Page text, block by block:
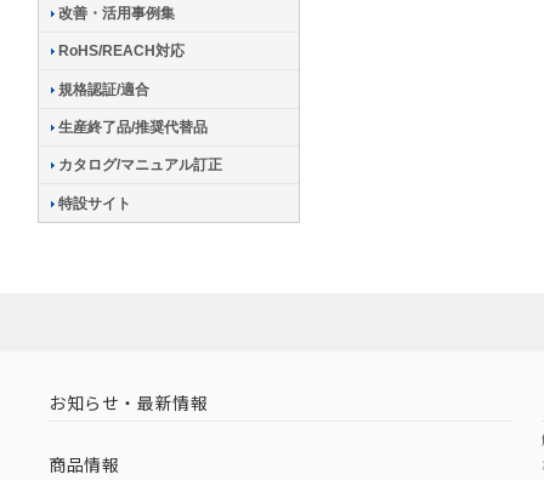
改善・活用事例集
RoHS/REACH対応
規格認証/適合
生産終了品/推奨代替品
カタログ/マニュアル訂正
特設サイト
お知らせ・最新情報
商品情報